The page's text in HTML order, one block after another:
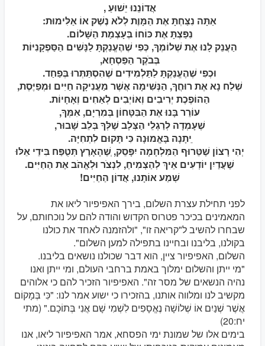
אֲדוֹנֵנוּ יֵשׁוּעַ ,
אַתָּה נִצַּחְתָּ אֶת הַמָּוֶת לְלֹא נֶשֶׁק אוֹ אַלִּימוּת:
נִפַּצְתָּ אֶת כּוֹחוֹ בְּעָצְמַת הַשָּׁלוֹם.
הַעֲנֵק לָנוּ אֶת שְׁלוֹמְךָ, כְּפִי שֶׁהֶעֱנַקְתָּ לַנָּשִׁים הַסַּפְקָנִיּוֹת
בְּבֹקֶר הַפַּסְחָא,
וּכְפִי שֶׁהֶעֱנַקְתָּ לַתַּלְמִידִים שֶׁהִסְתַּתְּרוּ בְּפַחַד.
שְׁלַח נָא אֶת רוּחֲךָ, הַנְּשִׁימָה אֲשֶׁר מַעֲנִיקָה חַיִּים וּמְפַיֶּסֶת,
הַהוֹפֶכֶת יְרִיבִים וְאוֹיְבִים לְאַחִים וְאָחָיוֹת.
עוֹרֵר בָּנוּ אֶת הַבִּטָּחוֹן בְּמִרְיָם, אִמְּךָ,
שֶׁעָמְדָה לְרַגְלֵי הַצְּלָב שֶׁלְּךָ בְּלֵב שָׁבוּר,
ֵיתָנָה בָּאֱמוּנָה כִּי תָּקוּם לִתְחִיָּה.
יְהִי רָצוֹן שֶׁטֵּרוּף הַמִּלְחָמָה יִפָּסֵק, ְשֶׁהָאָרֶץ תְּטֻפַּח בִּידֵי אֵלּוּ
שֶׁעֲדַיִן יוֹדְעִים אֵיךְ לְהַצְמִיחַ, לִנְצֹר וּלְאֱהֹב אֶת הַחַיִּים.
שְׁמַע אוֹתָנוּ, אֲדוֹן הַחַיִּים!
לפני תחילת עצרת השלום, בירך האפיפיור ליאו את
המאמינים בכיכר פטרוס הקדוש והודה להם על נוכחותם, על
שבחרו להשיב ל"קריאה זו", "ולהזמנה לאחד את כולנו
בקולנו, בליבנו ובחיינו בתפילה למען השלום".
השלום, האפיפיור ציין, הוא דבר שכולנו נושאים בליבנו.
"מי ייתן והשלום ימלוך באמת ברחבי העולם, ומי ייתן ואנו
נהיה הנשאים של מסר זה". האפיפיור הזכיר להם כי אלוהים
מקשיב לנו ומלווה אותנו, בהזכירו כי ישוע אמר לנו: "כִּי בְּמָקוֹם
אֲשֶׁר שְׁנַיִם אוֹ שְׁלוֹשָׁה נֶאֱסָפִים לִשְׁמִי שָׁם אֲנִי בְּתוֹכָם." (מתי
יח:20)
בימים אלו של שמונת ימי הפסחא, אמר האפיפיור ליאו, אנו